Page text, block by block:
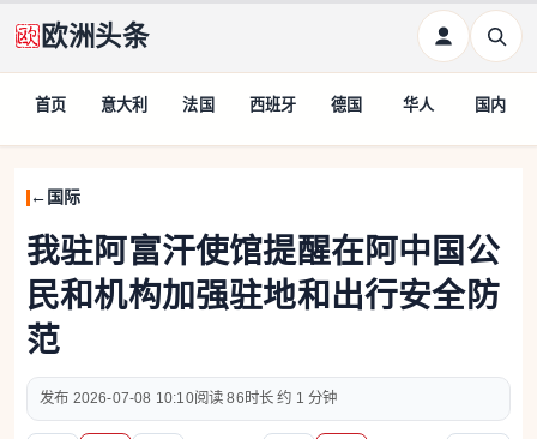
欧洲头条
首页 意大利 法国 西班牙 德国 华人 国内
国际
我驻阿富汗使馆提醒在阿中国公
民和机构加强驻地和出行安全防
范
2026-07-08 10:10 86 约 1 分钟